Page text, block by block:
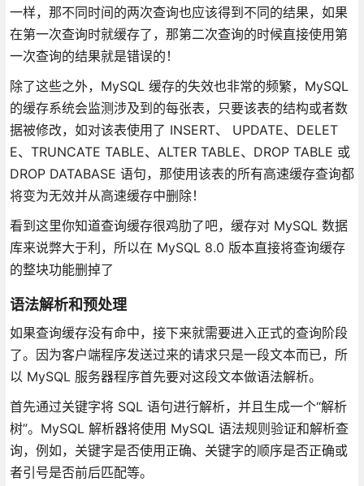
一样，那不同时间的两次查询也应该得到不同的结果，如果
在第一次查询时就缓存了，那第二次查询的时候直接使用第
一次查询的结果就是错误的！
除了这些之外，MySQL 缓存的失效也非常的频繁，MySQL
的缓存系统会监测涉及到的每张表，只要该表的结构或者数
据被修改，如对该表使用了 INSERT、 UPDATE、DELET
E、TRUNCATE TABLE、ALTER TABLE、DROP TABLE 或
DROP DATABASE 语句，那使用该表的所有高速缓存查询都
将变为无效并从高速缓存中删除！
看到这里你知道查询缓存很鸡肋了吧，缓存对 MySQL 数据
库来说弊大于利，所以在 MySQL 8.0 版本直接将查询缓存
的整块功能删掉了
语法解析和预处理
如果查询缓存没有命中，接下来就需要进入正式的查询阶段
了。因为客户端程序发送过来的请求只是一段文本而已，所
以 MySQL 服务器程序首先要对这段文本做语法解析。
首先通过关键字将 SQL 语句进行解析，并且生成一个“解析
树”。MySQL 解析器将使用 MySQL 语法规则验证和解析查
询，例如，关键字是否使用正确、关键字的顺序是否正确或
者引号是否前后匹配等。